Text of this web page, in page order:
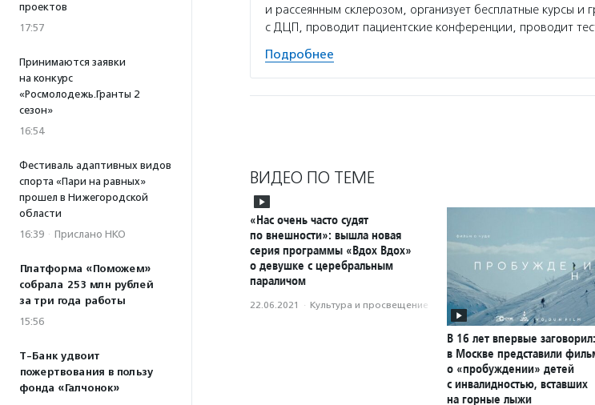
проектов
17:57
Принимаются заявки
на конкурс
«Росмолодежь.Гранты 2
сезон»
16:54
Фестиваль адаптивных видов
спорта «Пари на равных»
прошел в Нижегородской
области
16:39 · Прислано НКО
Платформа «Поможем»
собрала 253 млн рублей
за три года работы
15:56
Т-Банк удвоит
пожертвования в пользу
фонда «Галчонок»
и рассеянным склерозом, организует бесплатные курсы и
с ДЦП, проводит пациентские конференции, проводит
Подробнее
ВИДЕО ПО ТЕМЕ
«Нас очень часто судят
по внешности»: вышла новая
серия программы «Вдох Вдох»
о девушке с церебральным
параличом
22.06.2021 · Культура и просвещение
В 16 лет впервые заговорил:
в Москве представили
о «пробуждении» детей
с инвалидностью, вставших
на горные лыжи